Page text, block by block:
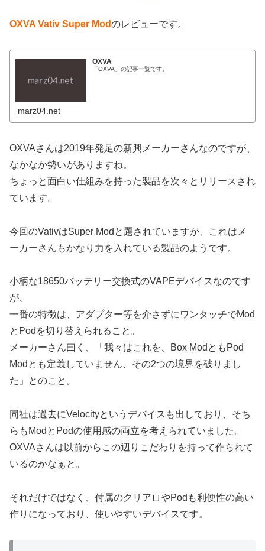
OXVA Vativ Super Modのレビューです。
OXVA
「OXVA」の記事一覧です。
marz04.net
OXVAさんは2019年発足の新興メーカーさんなのですが、
なかなか勢いがありますね。
ちょっと面白い仕組みを持った製品を次々とリリースされ
ています。
今回のVativはSuper Modと題されていますが、これはメ
ーカーさんもかなり力を入れている製品のようです。
小柄な18650バッテリー交換式のVAPEデバイスなのです
が、
一番の特徴は、アダプター等を介さずにワンタッチでMod
とPodを切り替えられること。
メーカーさん曰く、「我々はこれを、Box ModともPod
Modとも定義していません、その2つの境界を破りまし
た」とのこと。
同社は過去にVelocityというデバイスも出しており、そち
らもModとPodの使用感の両立を考えられていました。
OXVAさんは以前からこの辺りこだわりを持って作られて
いるのかなぁと。
それだけではなく、付属のクリアロやPodも利便性の高い
作りになっており、使いやすいデバイスです。